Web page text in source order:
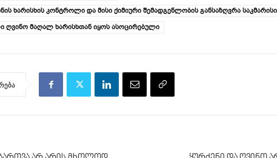
ხარისხის კონტროლი და მისი ქიმიური შემადგენლობის განსაზღვრა
ღვინო მაღალ ხარისხთან იყოს ასოცირებული